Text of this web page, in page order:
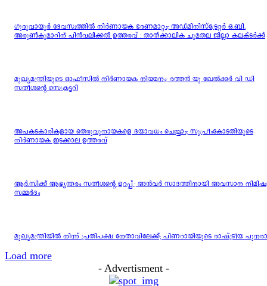
ഗുരുവായൂര്‍ ദേവസ്വത്തില്‍ നിര്‍ണായക ഭരണമാറ്റം; അഡ്മിനിസ്‌ട്രേറ്റര്‍ ഒ.ബി.
അരുണ്‍കുമാറിന് പിന്‍വലിക്കല്‍ ഉത്തരവ് : താത്ക്കാലിക ചുമതല ജില്ലാ കലക്ടര്‍ക്ക്
മുഖ്യമന്ത്രിയുടെ ഓഫീസിൽ നിർണായക നിയമനം; രത്തൻ യു ഖേൽക്കർ വി ഡി
സതീശന്റെ സെക്രട്ടറി
അപകടകാരികളായ തെരുവുനായകളെ ദയാവധം ചെയ്യാം; സുപ്രീംകോടതിയുടെ
നിർണായക ഇടക്കാല ഉത്തരവ്
ആര്‍.സിക്ക് ആഭ്യന്തരം സതീശന്റെ ഉറപ്പ്,; അന്‍വര്‍ സാദത്തിനായി അവസാന നിമിഷ
സമ്മര്‍ദം
മുഖ്യമന്ത്രിയിൽ നിന്ന് പ്രതിപക്ഷ നേതാവിലേക്ക്; പിണറായിയുടെ രാഷ്ട്രീയ
Load more
- Advertisment -